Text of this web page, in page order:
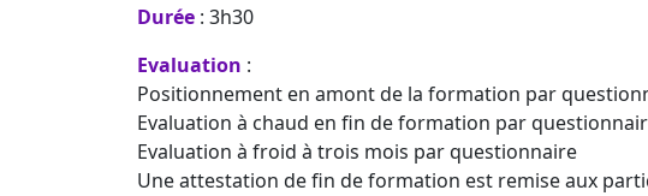
Durée : 3h30
Evaluation :
Positionnement en amont de la formation par
Evaluation à chaud en fin de formation par
Evaluation à froid à trois mois par questionnaire
Une attestation de fin de formation est remise aux